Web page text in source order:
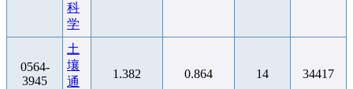
科
学
0564-
3945
土
壤
通
1.382 0.864 14 34417